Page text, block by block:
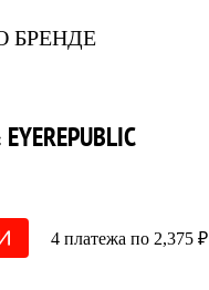
БРЕНДЕ
4 платежа по 2,375 ₽